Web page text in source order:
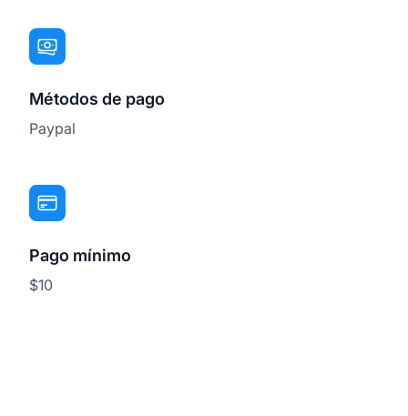
Métodos de pago
Paypal
Pago mínimo
$10